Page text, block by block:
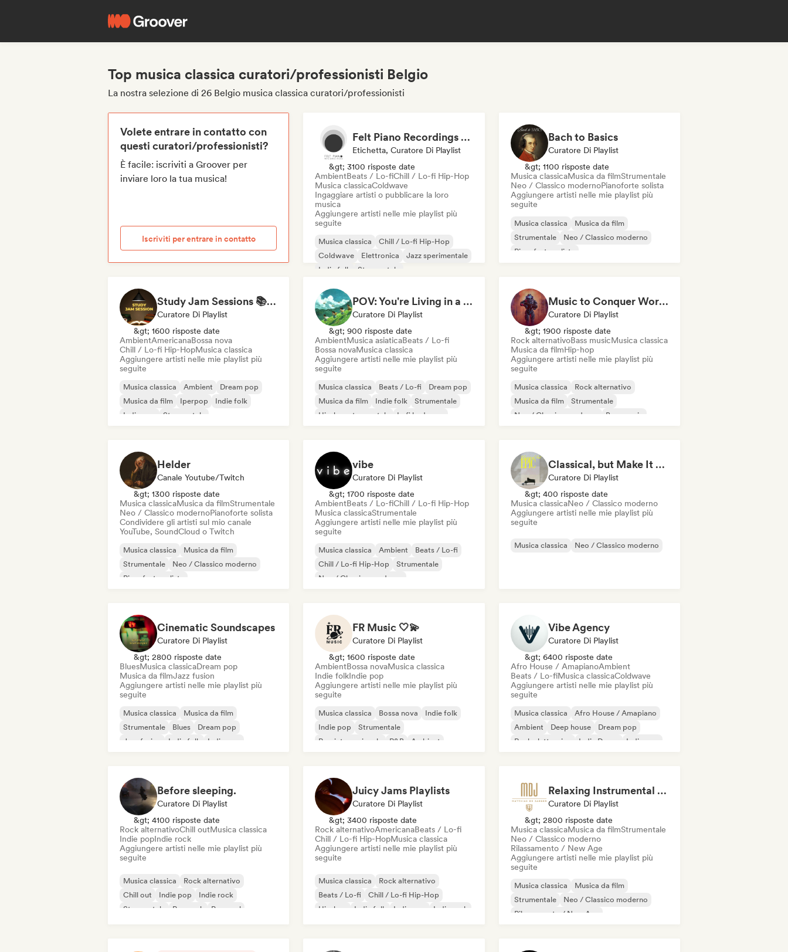
Top musica classica curatori/professionisti Belgio
La nostra selezione di 26 Belgio musica classica curatori/professionisti
Volete entrare in contatto con
questi curatori/professionisti?
È facile: iscriviti a Groover per
inviare loro la tua musica!
Iscriviti per entrare in contatto
Felt Piano Recordings (label, playlists)
Etichetta, Curatore Di Playlist
&gt; 3100 risposte date
AmbientBeats / Lo-fiChill / Lo-fi Hip-Hop
Musica classicaColdwave
Ingaggiare artisti o pubblicare la loro
musica
Aggiungere artisti nelle mie playlist più
seguite
Musica classica
Chill / Lo-fi Hip-Hop
Coldwave
Elettronica
Jazz sperimentale
Indie folk
Strumentale
Bach to Basics
Curatore Di Playlist
&gt; 1100 risposte date
Musica classicaMusica da filmStrumentale
Neo / Classico modernoPianoforte solista
Aggiungere artisti nelle mie playlist più
seguite
Musica classica
Musica da film
Strumentale
Neo / Classico moderno
Pianoforte solista
Study Jam Sessions 📚 Indie Folk, Dream Pop & Singer-Songwriter
Curatore Di Playlist
&gt; 1600 risposte date
AmbientAmericanaBossa nova
Chill / Lo-fi Hip-HopMusica classica
Aggiungere artisti nelle mie playlist più
seguite
Musica classica Ambient
Dream pop
Musica da film
Iperpop
Indie folk
Indie pop
Strumentale
POV: You're Living in a Studio Ghibli Movie 🌱 Neo-Classical Piano & Dream Pop
Curatore Di Playlist
&gt; 900 risposte date
AmbientMusica asiaticaBeats / Lo-fi
Bossa novaMusica classica
Aggiungere artisti nelle mie playlist più
seguite
Musica classica Beats / Lo-fi
Dream pop
Musica da film
Indie folk
Strumentale
Hip-hop strumentale
Lofi bedroom
Music to Conquer Worlds To ⚔️ Epic Orchestral, Cinematic & Trailer Music
Curatore Di Playlist
&gt; 1900 risposte date
Rock alternativoBass musicMusica classica
Musica da filmHip-hop
Aggiungere artisti nelle mie playlist più
seguite
Musica classica
Rock alternativo
Musica da film
Strumentale
Neo / Classico moderno
Bass music
Helder
Canale Youtube/Twitch
&gt; 1300 risposte date
Musica classicaMusica da filmStrumentale
Neo / Classico modernoPianoforte solista
Condividere gli artisti sul mio canale
YouTube, SoundCloud o Twitch
Musica classica
Musica da film
Strumentale
Neo / Classico moderno
Pianoforte solista
vibe
Curatore Di Playlist
&gt; 1700 risposte date
AmbientBeats / Lo-fiChill / Lo-fi Hip-Hop
Musica classicaStrumentale
Aggiungere artisti nelle mie playlist più
seguite
Musica classica Ambient
Beats / Lo-fi
Chill / Lo-fi Hip-Hop
Strumentale
Neo / Classico moderno
Classical, but Make It Epic
Curatore Di Playlist
&gt; 400 risposte date
Musica classicaNeo / Classico moderno
Aggiungere artisti nelle mie playlist più
seguite
Musica classica Neo / Classico moderno
Cinematic Soundscapes
Curatore Di Playlist
&gt; 2800 risposte date
BluesMusica classicaDream pop
Musica da filmJazz fusion
Aggiungere artisti nelle mie playlist più
seguite
Musica classica
Musica da film
Strumentale
Blues
Dream pop
Jazz fusion
Indie folk Indie pop
FR Music 🤍💫
Curatore Di Playlist
&gt; 1600 risposte date
AmbientBossa novaMusica classica
Indie folkIndie pop
Aggiungere artisti nelle mie playlist più
seguite
Musica classica Bossa nova
Indie folk
Indie pop
Strumentale
Pop internazionale
R&B Ambient
Vibe Agency
Curatore Di Playlist
&gt; 6400 risposte date
Afro House / AmapianoAmbient
Beats / Lo-fiMusica classicaColdwave
Aggiungere artisti nelle mie playlist più
seguite
Musica classica
Afro House / Amapiano
Ambient
Deep house
Dream pop
Rock elettronico
Indie Dance Indie pop
Before sleeping.
Curatore Di Playlist
&gt; 4100 risposte date
Rock alternativoChill outMusica classica
Indie popIndie rock
Aggiungere artisti nelle mie playlist più
seguite
Musica classica
Rock alternativo
Chill out
Indie pop
Indie rock
Strumentale
Pop rock Pop soul
Juicy Jams Playlists
Curatore Di Playlist
&gt; 3400 risposte date
Rock alternativoAmericanaBeats / Lo-fi
Chill / Lo-fi Hip-HopMusica classica
Aggiungere artisti nelle mie playlist più
seguite
Musica classica
Rock alternativo
Beats / Lo-fi
Chill / Lo-fi Hip-Hop
Hip-hop
Indie folk Indie pop Indie rock
Relaxing Instrumental (MDJ Matthias De Jaeger)
Curatore Di Playlist
&gt; 2800 risposte date
Musica classicaMusica da filmStrumentale
Neo / Classico moderno
Rilassamento / New Age
Aggiungere artisti nelle mie playlist più
seguite
Musica classica
Musica da film
Strumentale
Neo / Classico moderno
Rilassamento / New Age